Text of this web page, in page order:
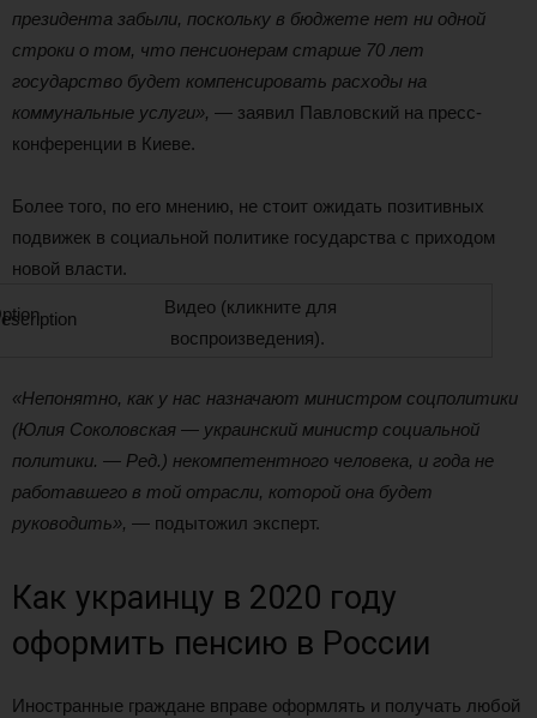
президента забыли, поскольку в бюджете нет ни одной
строки о том, что пенсионерам старше 70 лет
государство будет компенсировать расходы на
коммунальные услуги», — заявил Павловский на пресс-
конференции в Киеве.
Более того, по его мнению, не стоит ожидать позитивных
подвижек в социальной политике государства с приходом
новой власти.
Видео (кликните для
воспроизведения).
«Непонятно, как у нас назначают министром соцполитики
(Юлия Соколовская — украинский министр социальной
политики. — Ред.) некомпетентного человека, и года не
работавшего в той отрасли, которой она будет
руководить», — подытожил эксперт.
Как украинцу в 2020 году
оформить пенсию в России
Иностранные граждане вправе оформлять и получать любой